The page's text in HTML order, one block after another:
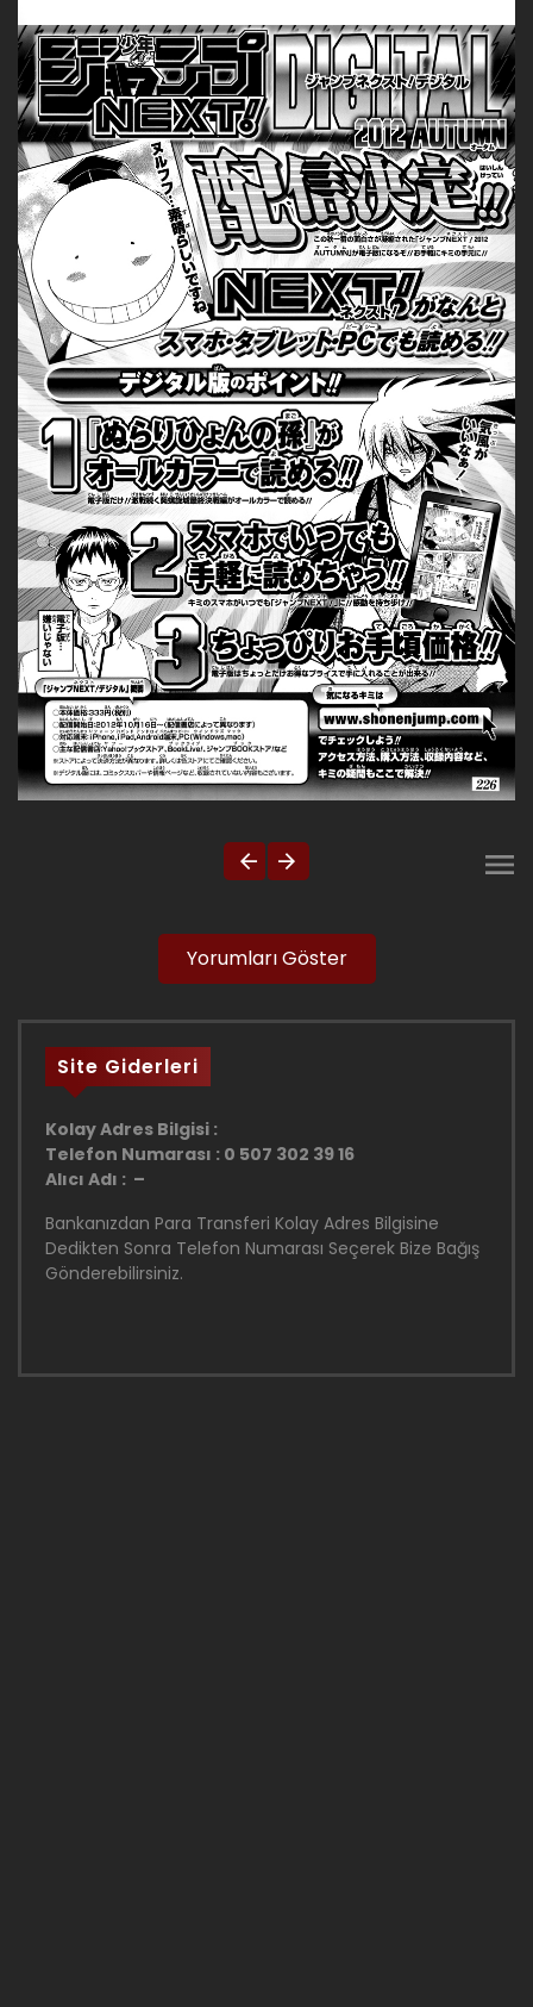
Yorumları Göster
Site Giderleri
Kolay Adres Bilgisi :
Telefon Numarası : 0 507 302 39 16
Alıcı Adı : –
Bankanızdan Para Transferi Kolay Adres Bilgisine
Dedikten Sonra Telefon Numarası Seçerek Bize Bağış
Gönderebilirsiniz.